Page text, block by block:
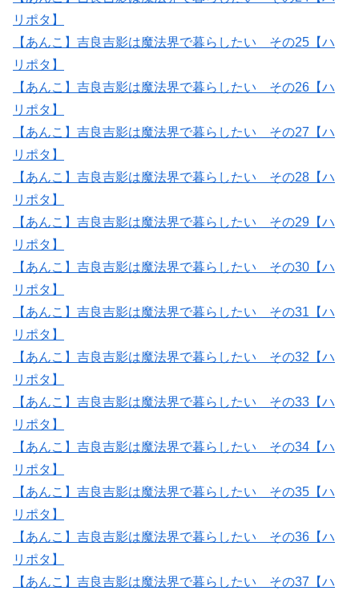
リポタ】
【あんこ】吉良吉影は魔法界で暮らしたい その25【ハ
リポタ】
【あんこ】吉良吉影は魔法界で暮らしたい その26【ハ
リポタ】
【あんこ】吉良吉影は魔法界で暮らしたい その27【ハ
リポタ】
【あんこ】吉良吉影は魔法界で暮らしたい その28【ハ
リポタ】
【あんこ】吉良吉影は魔法界で暮らしたい その29【ハ
リポタ】
【あんこ】吉良吉影は魔法界で暮らしたい その30【ハ
リポタ】
【あんこ】吉良吉影は魔法界で暮らしたい その31【ハ
リポタ】
【あんこ】吉良吉影は魔法界で暮らしたい その32【ハ
リポタ】
【あんこ】吉良吉影は魔法界で暮らしたい その33【ハ
リポタ】
【あんこ】吉良吉影は魔法界で暮らしたい その34【ハ
リポタ】
【あんこ】吉良吉影は魔法界で暮らしたい その35【ハ
リポタ】
【あんこ】吉良吉影は魔法界で暮らしたい その36【ハ
リポタ】
【あんこ】吉良吉影は魔法界で暮らしたい その37【ハ